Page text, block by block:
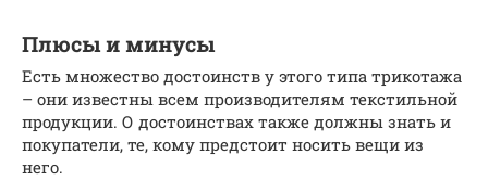
Плюсы и минусы
Есть множество достоинств у этого типа трикотажа
– они известны всем производителям текстильной
продукции. О достоинствах также должны знать и
покупатели, те, кому предстоит носить вещи из
него.